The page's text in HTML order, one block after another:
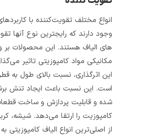
انواع مختلف تقویت­‌کننده با کاربردهای متفات
وجود دارند که رایج­ترین نوع آن­ها تقویت­‌کننده­‌
های الیاف هستند. این محصولات بر ویژگی‌های
مکانیکی مواد کامپوزیتی تاثیر می‌گذارند؛ دلیل
این اثرگذاری، نسبت بالای طول به قطر الیاف
است. این نسبت باعث ایجاد تنش برشی موثر
شده و قابلیت پردازش و ساخت قطعات
کامپوزیت را ارتقا می‌دهد. شیشه، کربن و آرامید
از اصلی‌­ترین انواع الیاف‌ کامپوزیتی به شمار